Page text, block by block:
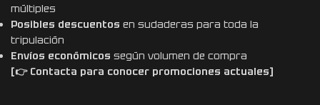
múltiples
Posibles descuentos en sudaderas para toda la
tripulación
Envíos económicos según volumen de compra
[👉 Contacta para conocer promociones actuales]